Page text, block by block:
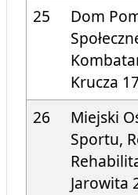
25
Dom
Krucza
26
Miejski
Sportu,
Jarowita